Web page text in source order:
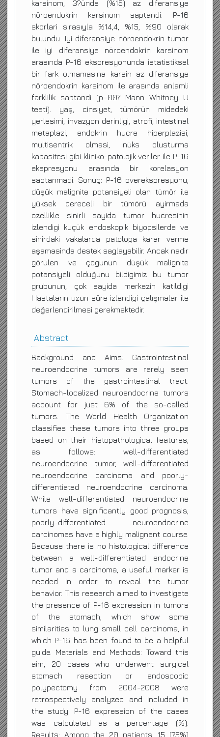
karsinom, 3?ünde (%15) az diferansiye
nöroendokrin karsinom saptandi. P-16
skorlari sırasıyla %14,4, %15, %90 olarak
bulundu. Iyi diferansiye nöroendokrin tümör
ile iyi diferansiye nöroendokrin karsinom
arasında P-16 ekspresyonunda istatistiksel
bir fark olmamasina karsin az diferansiye
nöroendokrin karsinom ile arasında anlamli
farklilik saptandi (p=007 Mann Whitney U
testi). yaş, cinsiyet, tümörün midedeki
yerlesimi, invazyon derinligi, atrofi, intestinal
metaplazi, endokrin hücre hiperplazisi,
multisentrik olmasi, nüks olusturma
kapasitesi gibi kliniko-patolojik veriler ile P-16
ekspresyonu arasında bir korelasyon
saptanmadi. Sonuç: P-16 overekspresyonu,
düşük malignite potansiyeli olan tümör ile
yüksek dereceli bir tümörü ayirmada
özellikle sinirli sayida tümör hücresinin
izlendigi küçük endoskopik biyopsilerde ve
sinirdaki vakalarda patologa karar verme
aşamasinda destek saglayabilir. Ancak nadir
görülen ve çogunun düşük malignite
potansiyeli olduğunu bildigimiz bu tümör
grubunun, çok sayida merkezin katildigi
Hastaların uzun süre izlendigi çalışmalar ile
değerlendirilmesi gerekmektedir.
Abstract
Background and Aims: Gastrointestinal
neuroendocrine tumors are rarely seen
tumors of the gastrointestinal tract.
Stomach-localized neuroendocrine tumors
account for just 6% of the so-called
tumors. The World Health Organization
classifies these tumors into three groups
based on their histopathological features,
as follows: well-differentiated
neuroendocrine tumor, well-differentiated
neuroendocrine carcinoma and poorly-
differentiated neuroendocrine carcinoma.
While well-differentiated neuroendocrine
tumors have significantly good prognosis,
poorly-differentiated neuroendocrine
carcinomas have a highly malignant course.
Because there is no histological difference
between a well-differentiated endocrine
tumor and a carcinoma, a useful marker is
needed in order to reveal the tumor
behavior. This research aimed to investigate
the presence of P-16 expression in tumors
of the stomach, which show some
similarities to lung small cell carcinoma, in
which P-16 has been found to be a helpful
guide. Materials and Methods: Toward this
aim, 20 cases who underwent surgical
stomach resection or endoscopic
polypectomy from 2004-2008 were
retrospectively analyzed and included in
the study. P-16 expression of the cases
was calculated as a percentage (%).
Results: Among the 20 patients, 15 (75%)